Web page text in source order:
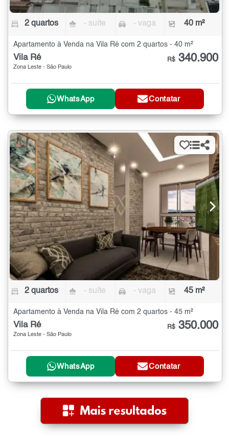
2 quartos - suíte - vaga 40 m²
Apartamento à Venda na Vila Ré com 2 quartos - 40 m²
Vila Ré
Zona Leste - São Paulo
R$ 340.900
WhatsApp Contatar
2 quartos - suíte - vaga 45 m²
Apartamento à Venda na Vila Ré com 2 quartos - 45 m²
Vila Ré
Zona Leste - São Paulo
R$ 350.000
WhatsApp Contatar